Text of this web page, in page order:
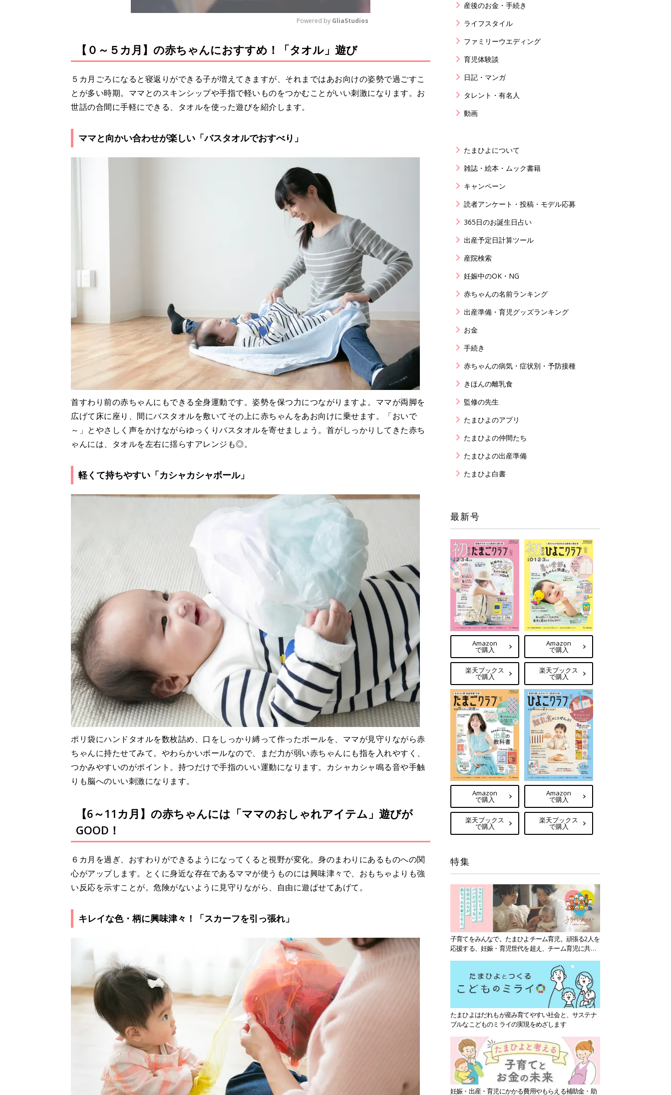
M
u
t
e
Powered by GliaStudios
【０～５カ月】の赤ちゃんにおすすめ！「タオル」遊び
５カ月ごろになると寝返りができる子が増えてきますが、それまではあお向けの姿勢で過ごすこ
とが多い時期。ママとのスキンシップや手指で軽いものをつかむことがいい刺激になります。お
世話の合間に手軽にできる、タオルを使った遊びを紹介します。
ママと向かい合わせが楽しい「バスタオルでおすべり」
首すわり前の赤ちゃんにもできる全身運動です。姿勢を保つ力につながりますよ。ママが両脚を
広げて床に座り、間にバスタオルを敷いてその上に赤ちゃんをあお向けに乗せます。「おいで
～」とやさしく声をかけながらゆっくりバスタオルを寄せましょう。首がしっかりしてきた赤ち
ゃんには、タオルを左右に揺らすアレンジも◎。
軽くて持ちやすい「カシャカシャボール」
ポリ袋にハンドタオルを数枚詰め、口をしっかり縛って作ったボールを、ママが見守りながら赤
ちゃんに持たせてみて。やわらかいボールなので、まだ力が弱い赤ちゃんにも指を入れやすく、
つかみやすいのがポイント。持つだけで手指のいい運動になります。カシャカシャ鳴る音や手触
りも脳へのいい刺激になります。
【6～11カ月】の赤ちゃんには「ママのおしゃれアイテム」遊びが
GOOD！
６カ月を過ぎ、おすわりができるようになってくると視野が変化。身のまわりにあるものへの関
心がアップします。とくに身近な存在であるママが使うものには興味津々で、おもちゃよりも強
い反応を示すことが。危険がないように見守りながら、自由に遊ばせてあげて。
キレイな色・柄に興味津々！「スカーフを引っ張れ」
産後のお金・手続き
ライフスタイル
ファミリーウエディング
育児体験談
日記・マンガ
タレント・有名人
動画
たまひよについて
雑誌・絵本・ムック書籍
キャンペーン
読者アンケート・投稿・モデル応募
365日のお誕生日占い
出産予定日計算ツール
産院検索
妊娠中のOK・NG
赤ちゃんの名前ランキング
出産準備・育児グッズランキング
お金
手続き
赤ちゃんの病気・症状別・予防接種
きほんの離乳食
監修の先生
たまひよのアプリ
たまひよの仲間たち
たまひよの出産準備
たまひよ白書
最新号
Amazon
で購入
楽天ブックス
で購入
Amazon
で購入
楽天ブックス
で購入
Amazon
で購入
楽天ブックス
で購入
Amazon
で購入
楽天ブックス
で購入
特集
子育てをみんなで。たまひよチーム育児。頑張る2人を
応援する、妊娠・育児世代を超え、チーム育児に共感
たまひよはだれもが産み育てやすい社会と、サステナ
ブルなこどものミライの実現をめざします
妊娠・出産・育児にかかる費用やもらえる補助金・助